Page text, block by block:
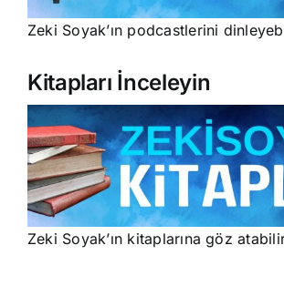
Zeki Soyak’ın podcastlerini
Kitapları İnceleyin
Zeki Soyak’ın kitaplarına göz